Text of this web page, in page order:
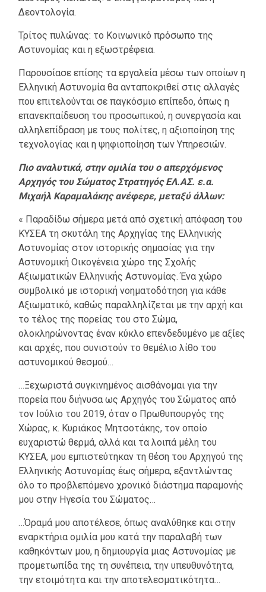
Δεοντολογία.
Τρίτος πυλώνας: το Κοινωνικό πρόσωπο της
Αστυνομίας και η εξωστρέφεια.
Παρουσίασε επίσης τα εργαλεία μέσω των οποίων η
Ελληνική Αστυνομία θα ανταποκριθεί στις αλλαγές
που επιτελούνται σε παγκόσμιο επίπεδο, όπως η
επανεκπαίδευση του προσωπικού, η συνεργασία και
αλληλεπίδραση με τους πολίτες, η αξιοποίηση της
τεχνολογίας και η ψηφιοποίηση των Υπηρεσιών.
Πιο αναλυτικά, στην ομιλία του ο απερχόμενος
Αρχηγός του Σώματος Στρατηγός ΕΛ.ΑΣ. ε.α.
Μιχαήλ Καραμαλάκης ανέφερε, μεταξύ άλλων:
« Παραδίδω σήμερα μετά από σχετική απόφαση του
ΚΥΣΕΑ τη σκυτάλη της Αρχηγίας της Ελληνικής
Αστυνομίας στον ιστορικής σημασίας για την
Αστυνομική Οικογένεια χώρο της Σχολής
Αξιωματικών Ελληνικής Αστυνομίας. Ένα χώρο
συμβολικό με ιστορική νοηματοδότηση για κάθε
Αξιωματικό, καθώς παραλληλίζεται με την αρχή και
το τέλος της πορείας του στο Σώμα,
ολοκληρώνοντας έναν κύκλο επενδεδυμένο με αξίες
και αρχές, που συνιστούν το θεμέλιο λίθο του
αστυνομικού θεσμού…
…Ξεχωριστά συγκινημένος αισθάνομαι για την
πορεία που διήνυσα ως Αρχηγός του Σώματος από
τον Ιούλιο του 2019, όταν ο Πρωθυπουργός της
Χώρας, κ. Κυριάκος Μητσοτάκης, τον οποίο
ευχαριστώ θερμά, αλλά και τα λοιπά μέλη του
ΚΥΣΕΑ, μου εμπιστεύτηκαν τη θέση του Αρχηγού της
Ελληνικής Αστυνομίας έως σήμερα, εξαντλώντας
όλο το προβλεπόμενο χρονικό διάστημα παραμονής
μου στην Ηγεσία του Σώματος…
…Όραμά μου αποτέλεσε, όπως αναλύθηκε και στην
εναρκτήρια ομιλία μου κατά την παραλαβή των
καθηκόντων μου, η δημιουργία μιας Αστυνομίας με
προμετωπίδα της τη συνέπεια, την υπευθυνότητα,
την ετοιμότητα και την αποτελεσματικότητα…